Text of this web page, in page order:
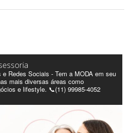
Redes Sociais - Tem a MODA em seu
mais diversas áreas como
e lifestyle. 📞(11) 99985-4052